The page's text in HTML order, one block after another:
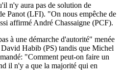
n'y aura pas de solution de
Panot (LFI). "On nous empêche de
affirmé André Chassaigne (PCF).
à une démarche d'autorité" menée
Habib (PS) tandis que Michel
"Comment peut-on faire un
il n'y a que la majorité qui en